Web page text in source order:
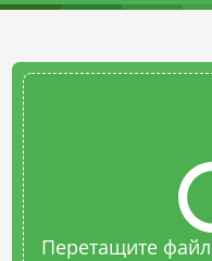
Перетащите